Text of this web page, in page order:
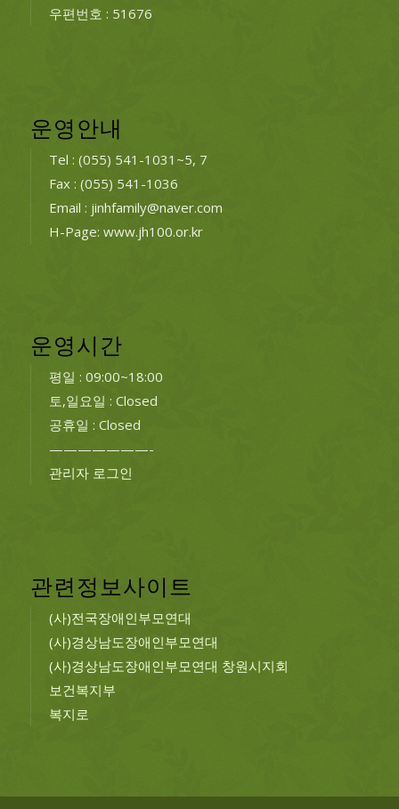
우편번호 : 51676
운영안내
Tel : (055) 541-1031~5, 7
Fax : (055) 541-1036
Email : jinhfamily@naver.com
H-Page: www.jh100.or.kr
운영시간
평일 : 09:00~18:00
토,일요일 : Closed
공휴일 : Closed
———————-
관리자 로그인
관련정보사이트
(사)전국장애인부모연대
(사)경상남도장애인부모연대
(사)경상남도장애인부모연대 창원시지회
보건복지부
복지로